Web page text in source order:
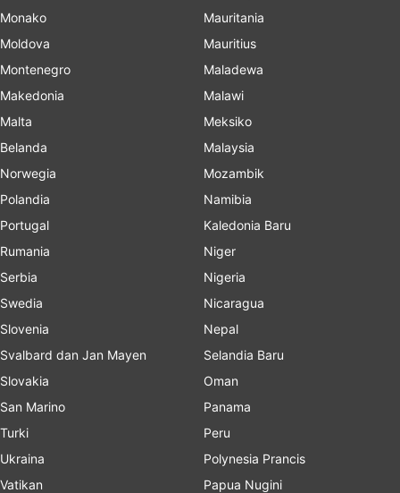
Monako
Moldova
Montenegro
Makedonia
Malta
Belanda
Norwegia
Polandia
Portugal
Rumania
Serbia
Swedia
Slovenia
Svalbard dan Jan Mayen
Slovakia
San Marino
Turki
Ukraina
Vatikan
Mauritania
Mauritius
Maladewa
Malawi
Meksiko
Malaysia
Mozambik
Namibia
Kaledonia Baru
Niger
Nigeria
Nicaragua
Nepal
Selandia Baru
Oman
Panama
Peru
Polynesia Prancis
Papua Nugini